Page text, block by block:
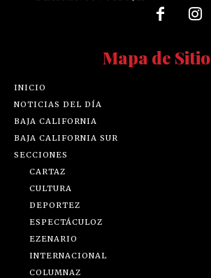
Mapa de Sitio
INICIO
NOTICIAS DEL DÍA
BAJA CALIFORNIA
BAJA CALIFORNIA SUR
SECCIONES
CARTAZ
CULTURA
DEPORTEZ
ESPECTÁCULOZ
EZENARIO
INTERNACIONAL
COLUMNAZ